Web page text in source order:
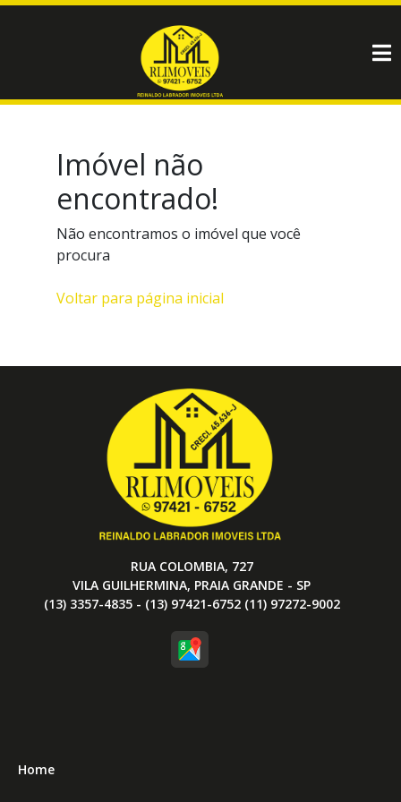
Imóvel não
encontrado!
Não encontramos o imóvel que você
procura
Voltar para página inicial
RUA COLOMBIA, 727
VILA GUILHERMINA, PRAIA GRANDE - SP
(13) 3357-4835 - (13) 97421-6752 (11) 97272-9002
Home